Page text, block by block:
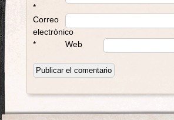
*
Correo
electrónico
*
Web